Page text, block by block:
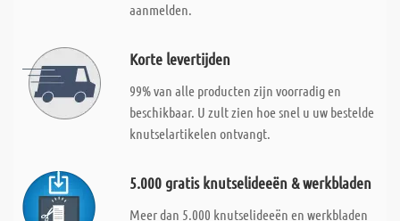
aanmelden.
Korte levertijden
99% van alle producten zijn voorradig en
beschikbaar. U zult zien hoe snel u uw bestelde
knutselartikelen ontvangt.
5.000 gratis knutselideeën & werkbladen
Meer dan 5.000 knutselideeën en werkbladen